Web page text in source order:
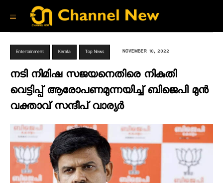
Entertainment Kerala Top News NOVEMBER 10, 2022
നടി നിമിഷ സജയനെതിരെ നികുതി
വെട്ടിപ്പ് ആരോപണമുന്നയിച്ച് ബിജെപി മുൻ
വക്താവ് സന്ദീപ് വാര്യർ